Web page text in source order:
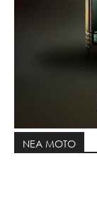
ΝΕΑ MOTO